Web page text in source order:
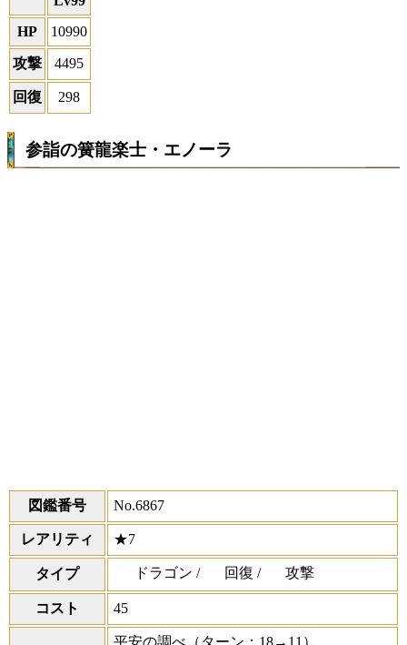
HP
10990
攻撃 4495
回復 298
参詣の簧龍楽士・エノーラ
図鑑番号 No.6867
レアリティ ★7
タイプ ドラゴン / 回復 / 攻撃
コスト 45